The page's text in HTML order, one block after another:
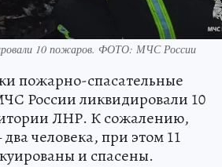
10 пожаров. ФОТО: МЧС России
пожарно-спасательные
России ликвидировали 10
ЛНР. К сожалению,
человека, при этом 11
и спасены.